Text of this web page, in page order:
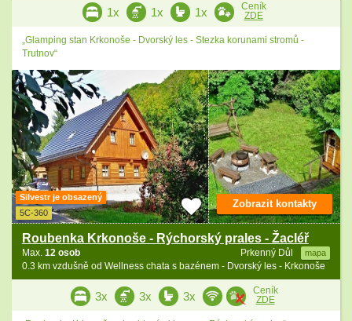
1x 1x 1x
Ceník
ZDE
„Glamping stan Krkonoše - Dvorský les - Stezka korunami stromů -
Trutnov“
Silvestr je obsazený
5C-360
Roubenka Krkonoše - Rýchorský prales - Žacléř
Prkenný Důl mapa
Max. 12 osob
0.3 km vzdušně od Wellness chata s bazénem - Dvorský les - Krkonoše
Zobrazit kontakty
3x 3x 3x
Ceník
ZDE